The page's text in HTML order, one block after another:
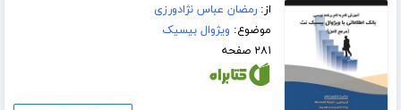
از:رمضان عباس نژادورزی
موضوع: ویژوال بیسیک
۲۸۱ صفحه